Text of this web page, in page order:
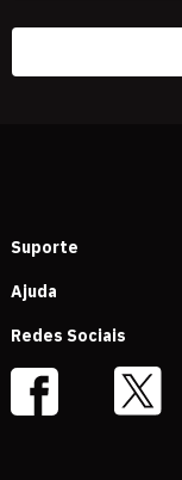
Suporte
Ajuda
Redes Sociais